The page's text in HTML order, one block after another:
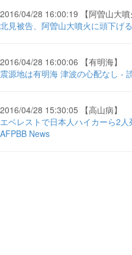
2016/04/28 16:00:19 【阿曽山大噴
北見被告、阿曽山大噴火に頭下げ
2016/04/28 16:00:06 【有明海】
震源地は有明海 津波の心配なし -
2016/04/28 15:30:05 【高山病】
エベレストで日本人ハイカーら2
AFPBB News